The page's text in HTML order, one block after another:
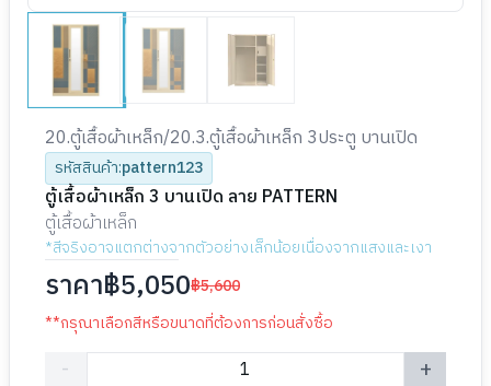
Image1of 3 selected
20.ตู้เสื้อผ้าเหล็ก/20.3.ตู้เสื้อผ้าเหล็ก 3ประตู บานเปิด
รหัสสินค้า:pattern123
ตู้เสื้อผ้าเหล็ก 3 บานเปิด ลาย PATTERN
ตู้เสื้อผ้าเหล็ก
Note:
*สีจริงอาจแตกต่างจากตัวอย่างเล็กน้อยเนื่องจากแสงและเงา
Product Options and Purchase
ราคา฿5,050฿5,600
**กรุณาเลือกสีหรือขนาดที่ต้องการก่อนสั่งซื้อ
- +